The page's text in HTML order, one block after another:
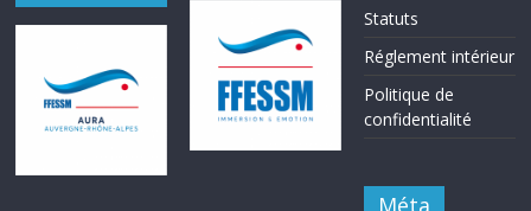
Statuts
Réglement intérieur
Politique de
confidentialité
Méta